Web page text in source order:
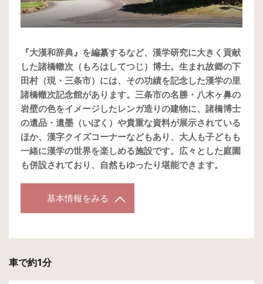
『大漢和辞典』を編纂するなど、漢学研究に大きく貢献
した諸橋轍次（もろはしてつじ）博士。生まれ故郷の下
田村（現・三条市）には、その功績を記念した漢学の里
諸橋轍次記念館があります。三条市の名勝・八木ヶ鼻の
岩壁の色をイメージしたレンガ造りの建物に、諸橋博士
の遺品・遺墨（いぼく）や貴重な資料が展示されている
ほか、漢字クイズコーナーなどもあり、大人も子どもも
一緒に漢学の世界を楽しめる施設です。広々とした庭園
も併設されており、自然もゆったり堪能できます。
基本情報をみる
車で約1分